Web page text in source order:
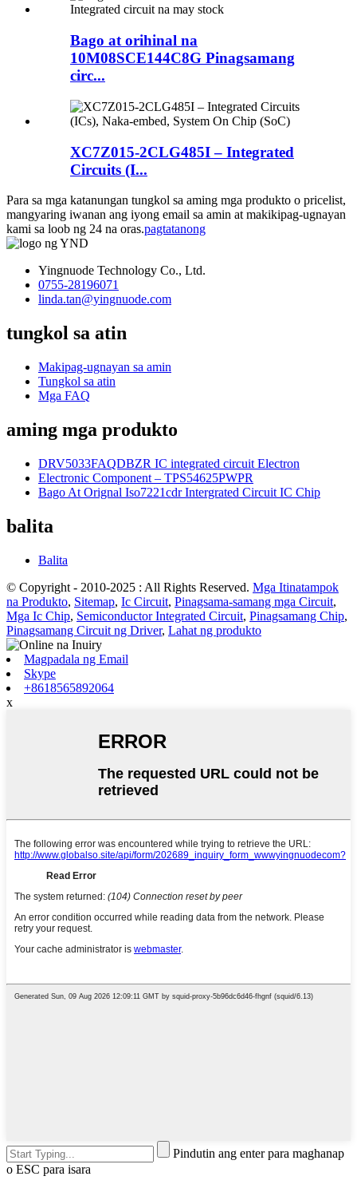
Bago at orihinal na
10M08SCE144C8G Pinagsamang
circ...
XC7Z015-2CLG485I – Integrated
Circuits (I...
Para sa mga katanungan tungkol sa aming mga produkto o pricelist,
mangyaring iwanan ang iyong email sa amin at makikipag-ugnayan
kami sa loob ng 24 na oras.pagtatanong
Yingnuode Technology Co., Ltd.
0755-28196071
linda.tan@yingnuode.com
tungkol sa atin
Makipag-ugnayan sa amin
Tungkol sa atin
Mga FAQ
aming mga produkto
DRV5033FAQDBZR IC integrated circuit Electron
Electronic Component – ​​TPS54625PWPR
Bago At Orignal Iso7221cdr Intergrated Circuit IC Chip
balita
Balita
© Copyright - 2010-2025 : All Rights Reserved. Mga Itinatampok
na Produkto, Sitemap, Ic Circuit, Pinagsama-samang mga Circuit,
Mga Ic Chip, Semiconductor Integrated Circuit, Pinagsamang Chip,
Pinagsamang Circuit ng Driver, Lahat ng produkto
Magpadala ng Email
Skype
+8618565892064
x
Pindutin ang enter para maghanap
o ESC para isara